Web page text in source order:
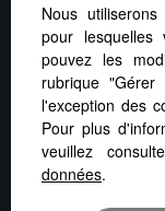
Afin de
votre
Nous
pour lesquelles
pouvez les
rubrique
l'exception des
Pour plus
veuillez
données.